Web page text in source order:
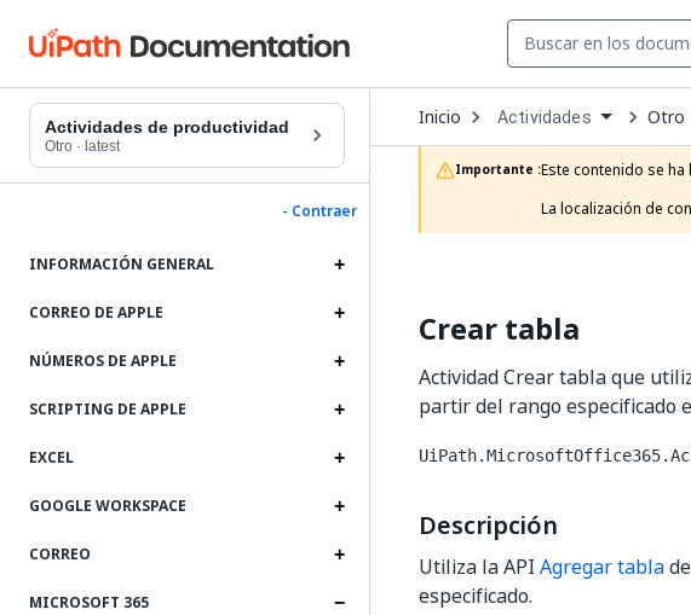
Actividades de productividad
Otro · latest
- Contraer
INFORMACIÓN GENERAL
CORREO DE APPLE
NÚMEROS DE APPLE
SCRIPTING DE APPLE
EXCEL
GOOGLE WORKSPACE
CORREO
MICROSOFT 365
Inicio Open
Dropdown
to
choose
product
Actividades Otro
Importante :Este contenido se
La localización de
Crear tabla
Actividad Crear tabla que
partir del rango especificado
Descripción
Utiliza la API Agregar tabla
especificado.